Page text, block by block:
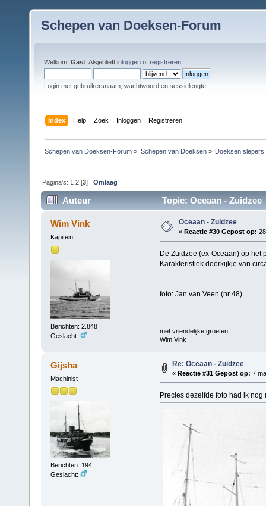
Schepen van Doeksen-Forum
Welkom, Gast . Alsjeblieft inloggen of registreren
Login met gebruikersnaam, wachtwoord en sessielengte
Index Help Zoek Inloggen Registreren
Schepen van Doeksen-Forum » Schepen van Doeksen» Doeksen slepers
Pagina's: 1 2 [3]Omlaag
Auteur Topic: Oceaan - Zuidzee
Wim Vink
Kapitein
Berichten: 2.848
Geslacht:
Oceaan - Zuidzee
« Reactie #30 Gepost op:
De Zuidzee (ex-Oceaan) op het
Karakteristiek doorkijkje van
foto: Jan van Veen (nr 48)
met vriendelijke groeten,
Wim Vink
Gijsha
Machinist
Berichten: 194
Geslacht:
Re: Oceaan - Zuidzee
« Reactie #31 Gepost op: 7
Precies dezelfde foto had ik